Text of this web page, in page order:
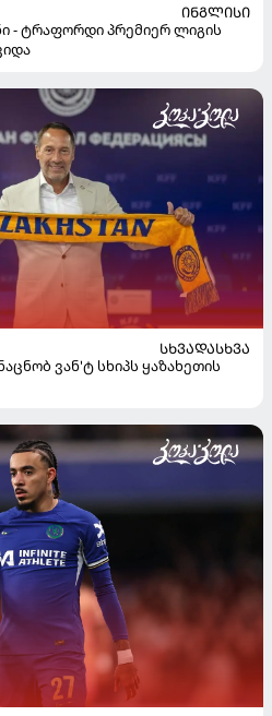
ᲘᲜᲒᲚᲘᲡᲘ
- ტრაფორდი პრემიერ ლიგის
ᲡᲮᲕᲐᲓᲐᲡᲮᲕᲐ
ვან'ტ სხიპს ყაზახეთის